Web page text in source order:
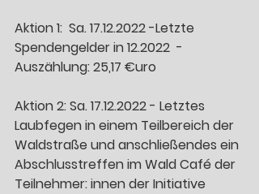
Aktion 1:  Sa. 17.12.2022 -Letzte
Spendengelder in 12.2022  -
Auszählung: 25,17 €uro
Aktion 2: Sa. 17.12.2022 - Letztes
Laubfegen in einem Teilbereich der
Waldstraße und anschließendes ein
Abschlusstreffen im Wald Café der
Teilnehmer: innen der Initiative